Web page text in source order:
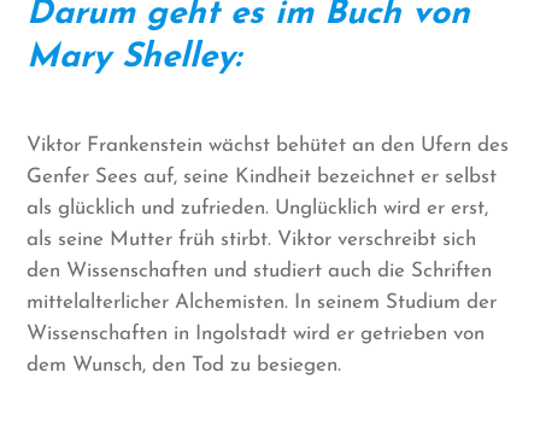
Darum geht es im Buch von
Mary Shelley:
Viktor Frankenstein wächst behütet an den Ufern des
Genfer Sees auf, seine Kindheit bezeichnet er selbst
als glücklich und zufrieden. Unglücklich wird er erst,
als seine Mutter früh stirbt. Viktor verschreibt sich
den Wissenschaften und studiert auch die Schriften
mittelalterlicher Alchemisten. In seinem Studium der
Wissenschaften in Ingolstadt wird er getrieben von
dem Wunsch, den Tod zu besiegen.